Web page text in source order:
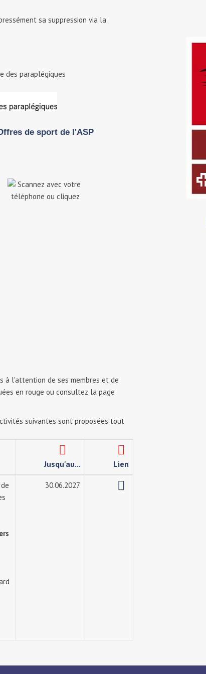
sa suppression via la
des paraplégiques
de sport de l'ASP
à l'attention de ses membres et de
en rouge ou consultez la page
suivantes sont proposées tout
Jusqu'au... Lien
30.06.2027